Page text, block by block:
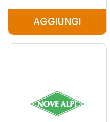
AGGIUNGIAGGIUNGI
2
CARRELLO